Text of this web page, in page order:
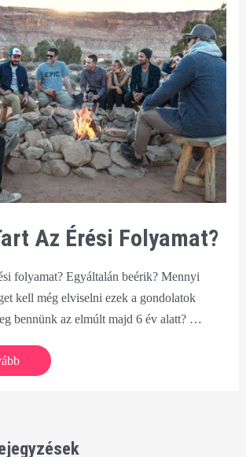
Az Érési Folyamat?
folyamat? Egyáltalán beérik? Mennyi
kell még elviselni ezek a gondolatok
bennünk az elmúlt majd 6 év alatt? …